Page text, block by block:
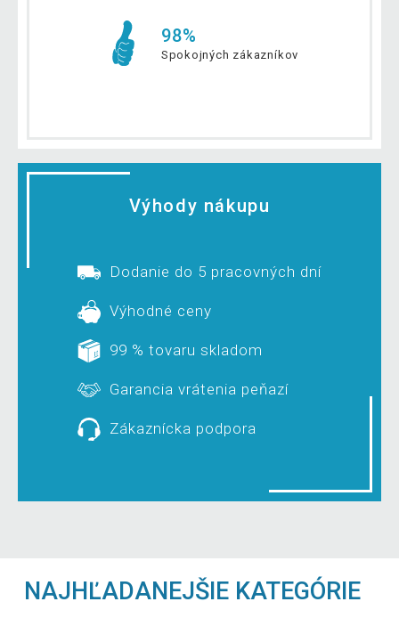
98%
Spokojných zákazníkov
Výhody nákupu
Dodanie do 5 pracovných dní
Výhodné ceny
99 % tovaru skladom
Garancia vrátenia peňazí
Zákaznícka podpora
NAJHĽADANEJŠIE KATEGÓRIE